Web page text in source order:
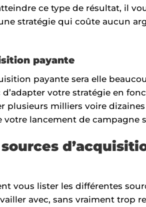
ce type de résultat, il
une stratégie qui coûte aucun
payante
payante sera elle
votre stratégie en
plusieurs milliers voire
votre lancement de campagne
vous lister les différentes
avec, sans vraiment trop